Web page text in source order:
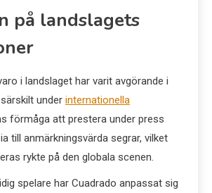
på landslagets
i landslaget har varit avgörande i
under internationella
förmåga att prestera under press
till anmärkningsvärda segrar, vilket
rykte på den globala scenen.
spelare har Cuadrado anpassat sig